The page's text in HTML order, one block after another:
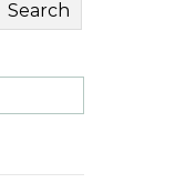
Search